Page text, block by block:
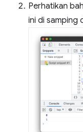
Perhatikan
ini di samping